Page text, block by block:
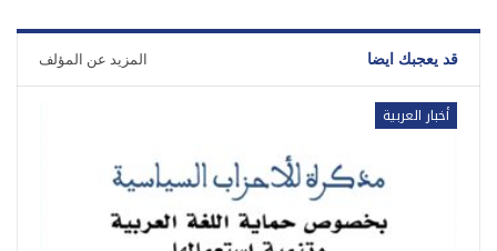
قد يعجبك ايضا المزيد عن المؤلف
أخبار العربية